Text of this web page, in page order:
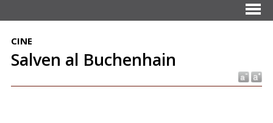
CINE
Salven al Buchenhain